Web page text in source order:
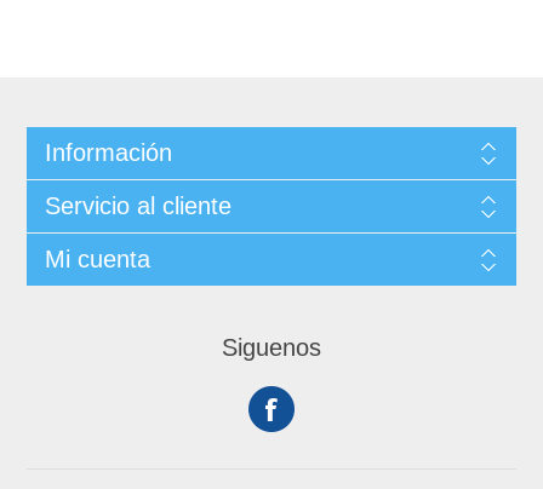
Información
Servicio al cliente
Mi cuenta
Siguenos